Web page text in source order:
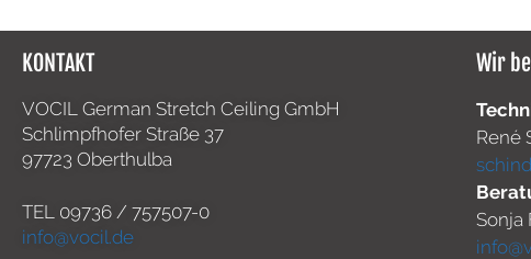
KONTAKT
VOCIL German Stretch Ceiling GmbH
Schlimpfhofer Straße 37
97723 Oberthulba
TEL 09736 / 757507-0
info@vocil.de
Wir
René
Sonja